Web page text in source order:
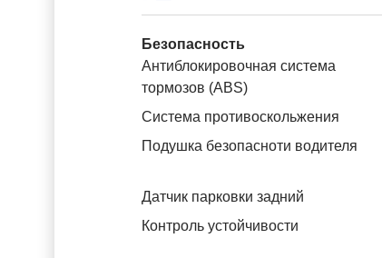
Безопасность
Антиблокировочная система
тормозов (ABS)
Система противоскольжения
Подушка безопасноти водителя
Датчик парковки задний
Контроль устойчивости